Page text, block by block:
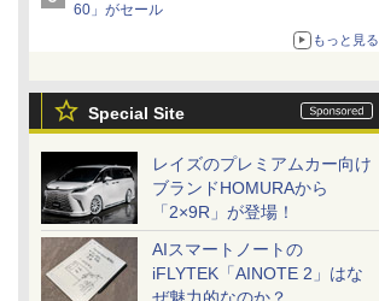
60」がセール
もっと見る
Special Site
レイズのプレミアムカー向け
ブランドHOMURAから
「2×9R」が登場！
AIスマートノートの
iFLYTEK「AINOTE 2」はな